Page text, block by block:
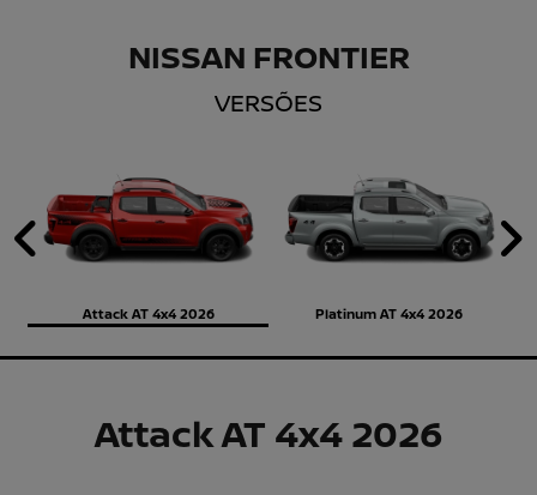
NISSAN FRONTIER
VERSÕES
Attack AT 4x4 2026 Platinum AT 4x4 2026
Anterior
Attack AT 4x4 2026